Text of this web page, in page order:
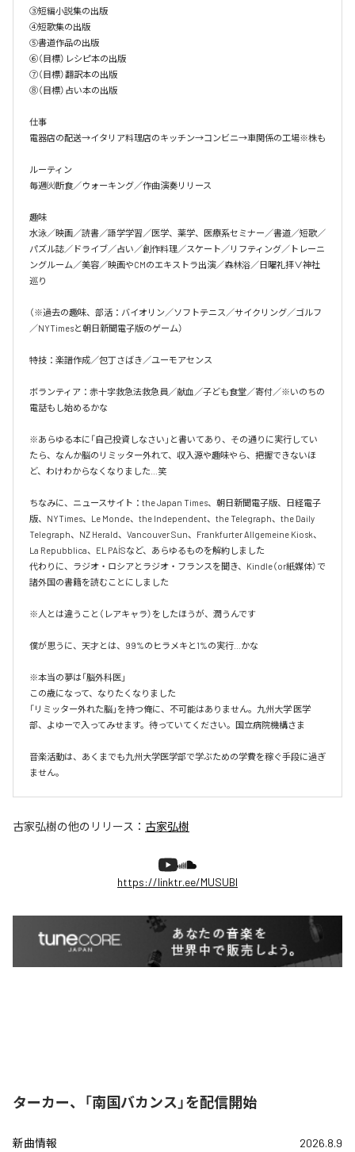
③短編小説集の出版
④短歌集の出版
⑤書道作品の出版
⑥（目標）レシピ本の出版
⑦（目標）翻訳本の出版
⑧（目標）占い本の出版
仕事
電器店の配送→イタリア料理店のキッチン→コンビニ→車関係の工場※株も
ルーティン
毎週㈫断食／ウォーキング／作曲演奏リリース
趣味
水泳／映画／読書／語学学習／医学、薬学、医療系セミナー／書道／短歌／
パズル誌／ドライブ／占い／創作料理／スケート／リフティング／トレーニ
ングルーム／美容／映画やCMのエキストラ出演／森林浴／日曜礼拝∨神社
巡り
（※過去の趣味、部活：バイオリン／ソフトテニス／サイクリング／ゴルフ
／NYTimesと朝日新聞電子版のゲーム）
特技：楽譜作成／包丁さばき／ユーモアセンス
ボランティア：赤十字救急法救急員／献血／子ども食堂／寄付／※いのちの
電話もし始めるかな
※あらゆる本に「自己投資しなさい」と書いてあり、その通りに実行してい
たら、なんか脳のリミッター外れて、収入源や趣味やら、把握できないほ
ど、わけわからなくなりました…笑
ちなみに、ニュースサイト：the Japan Times、朝日新聞電子版、日経電子
版、NYTimes、Le Monde、the Independent、the Telegraph、the Daily
Telegraph、NZ Herald、Vancouver Sun、Frankfurter Allgemeine Kiosk、
La Repubblica、EL PAÍSなど、あらゆるものを解約しました
代わりに、ラジオ・ロシアとラジオ・フランスを聞き、Kindle（or紙媒体）で
諸外国の書籍を読むことにしました
※人とは違うこと（レアキャラ）をしたほうが、潤うんです
僕が思うに、天才とは、99%のヒラメキと1%の実行…かな
※本当の夢は「脳外科医」
この歳になって、なりたくなりました
「リミッター外れた脳」を持つ俺に、不可能はありません。九州大学 医学
部、よゆーで入ってみせます。待っていてください。国立病院機構さま
音楽活動は、あくまでも九州大学医学部で学ぶための学費を稼ぐ手段に過ぎ
ません。
古家弘樹の他のリリース： 古家弘樹
https://linktr.ee/MUSUBI
ターカー、「南国バカンス」を配信開始
新曲情報 2026.8.9